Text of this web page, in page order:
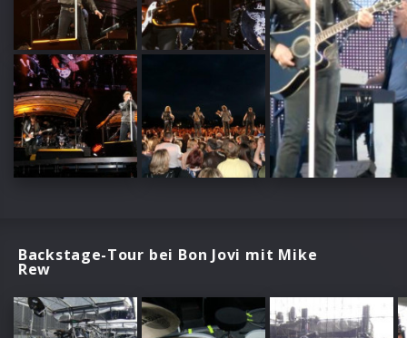
Backstage-Tour bei Bon Jovi mit Mike
Rew